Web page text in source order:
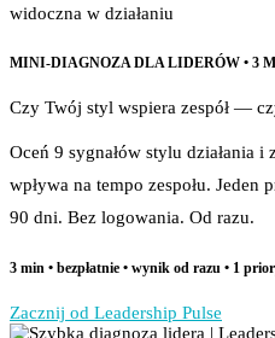
widoczna w działaniu
MINI-DIAGNOZA DLA LIDERÓW • 3
Czy Twój styl wspiera zespół —
Oceń 9 sygnałów stylu działania i
wpływa na tempo zespołu.
90 dni. Bez logowania. Od razu.
3 min • bezpłatnie • wynik od razu • 1
Zacznij od Leadership Pulse